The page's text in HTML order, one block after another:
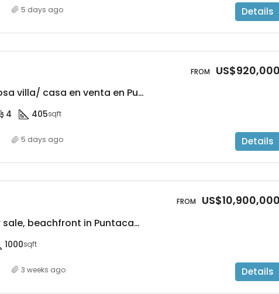
Details
5 days ago
Elegante y lujosa villa/ casa en venta en Punta Cana Village, República Dominicana, a 5 minutos de malls y restaurantes, cerca de playa Blanca y acceso a campos de golf
4 405sqft
Details
5 days ago
Luxury villa for sale, beachfront in Puntacana Resort & Club, Dominican Republic, with access to hotels, close to the airport, sports facilities, and much more.
1000sqft
Details
3 weeks ago